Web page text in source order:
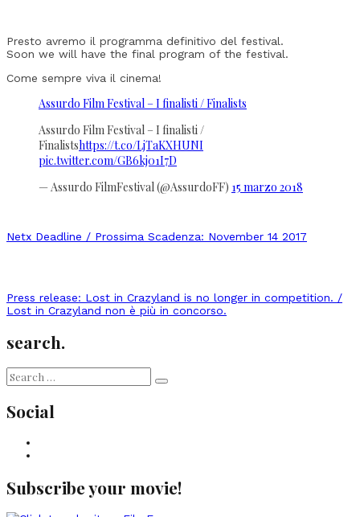
Presto avremo il programma definitivo del festival.
Soon we will have the final program of the festival.
Come sempre viva il cinema!
Assurdo Film Festival – I finalisti / Finalists
Assurdo Film Festival – I finalisti /
Finalistshttps://t.co/LjTaKXHUNI
pic.twitter.com/GB6kj01I7D
— Assurdo FilmFestival (@AssurdoFF) 15 marzo 2018
Netx Deadline / Prossima Scadenza: November 14 2017
Press release: Lost in Crazyland is no longer in competition. /
Lost in Crazyland non è più in concorso.
search.
Search
for:
Social
Subscribe your movie!